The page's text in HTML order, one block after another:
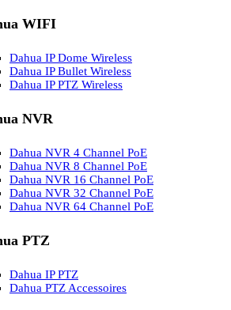
WIFI
Dahua IP Dome Wireless
Dahua IP Bullet Wireless
Dahua IP PTZ Wireless
NVR
Dahua NVR 4 Channel PoE
Dahua NVR 8 Channel PoE
Dahua NVR 16 Channel PoE
Dahua NVR 32 Channel PoE
Dahua NVR 64 Channel PoE
PTZ
Dahua IP PTZ
Dahua PTZ Accessoires